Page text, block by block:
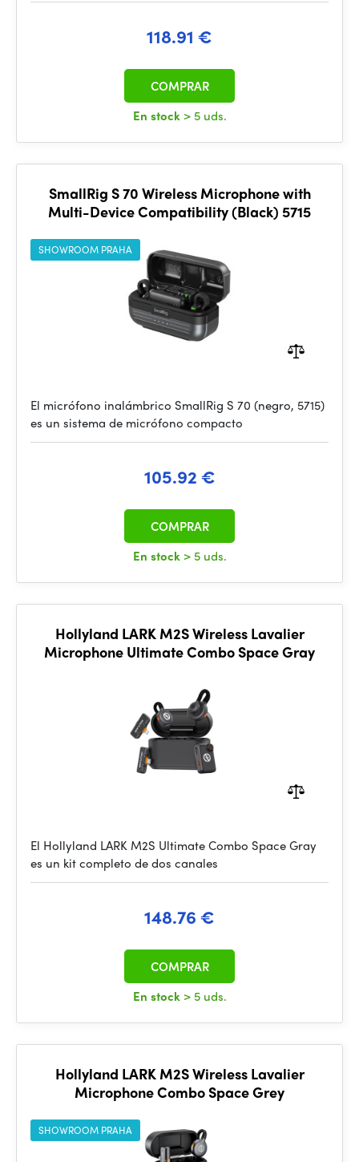
118.91 €
En stock > 5 uds.
COMPRAR
SmallRig S 70 Wireless Microphone with
Multi-Device Compatibility (Black) 5715
SHOWROOM PRAHA
El micrófono inalámbrico SmallRig S 70 (negro, 5715)
es un sistema de micrófono compacto
105.92 €
En stock > 5 uds.
COMPRAR
Hollyland LARK M2S Wireless Lavalier
Microphone Ultimate Combo Space Gray
El Hollyland LARK M2S Ultimate Combo Space Gray
es un kit completo de dos canales
148.76 €
En stock > 5 uds.
COMPRAR
Hollyland LARK M2S Wireless Lavalier
Microphone Combo Space Grey
SHOWROOM PRAHA